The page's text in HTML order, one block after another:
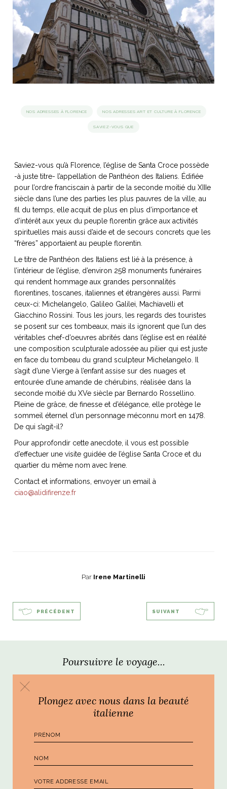
ITALIEN
SUBLIME ! LE DÉCOR ITALIEN
LIRE
Les cuirs de
NOS ARTICLES ART ET DESIGN
Burano, la palette
de tous les
superlatifs
du
ART DE VIVRE ITALIEN
Notre palette
Virtuosa Venezia
AND I WEBSERIE
NOS ADRESSES À FLORENCE NOS ADRESSES ART ET CULTURE À FLORENCE
SAVIEZ-VOUS QUE
Saviez-vous qu’à Florence, l’église de Santa Croce possède
-à juste titre- l’appellation de Panthéon des Italiens. Édifiée
pour l’ordre franciscain à partir de la seconde moitié du XIIIe
siècle dans l’une des parties les plus pauvres de la ville, au
fil du temps, elle acquit de plus en plus d’importance et
d’intérêt aux yeux du peuple florentin grâce aux activités
spirituelles mais aussi d’aide et de secours concrets que les
“frères” apportaient au peuple florentin.
Le titre de Panthéon des Italiens est lié à la présence, à
l’intérieur de l’église, d’environ 258 monuments funéraires
qui rendent hommage aux grandes personnalités
florentines, toscanes, italiennes et étrangères aussi. Parmi
ceux-ci: Michelangelo, Galileo Galilei, Machiavelli et
Giacchino Rossini. Tous les jours, les regards des touristes
se posent sur ces tombeaux, mais ils ignorent que l’un des
véritables chef-d’oeuvres abrités dans l’église est en réalité
une composition sculpturale adossée au pilier qui est juste
en face du tombeau du grand sculpteur Michelangelo. Il
s’agit d’une Vierge à l’enfant assise sur des nuages et
entourée d’une amande de chérubins, réalisée dans la
seconde moitié du XVe siècle par Bernardo Rossellino.
Pleine de grâce, de finesse et d’élégance, elle protège le
sommeil éternel d’un personnage méconnu mort en 1478.
De qui s’agit-il?
Pour approfondir cette anecdote, il vous est possible
d’effectuer une visite guidée de l’église Santa Croce et du
quartier du même nom avec Irene.
Contact et informations, envoyer un email à
ciao@alidifirenze.fr
Par Irene Martinelli
PRÉCÉDENT SUIVANT
Poursuivre le voyage...
Plongez avec nous dans la beauté
italienne